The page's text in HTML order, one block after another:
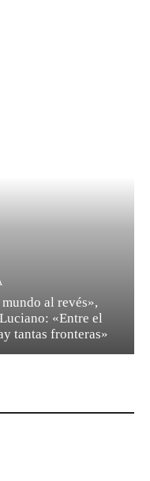
al revés»,
«Entre el
tantas fronteras»